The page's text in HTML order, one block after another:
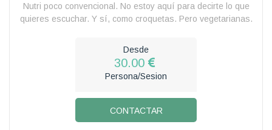
Nutri poco convencional. No estoy aquí para decirte lo que
quieres escuchar. Y sí, como croquetas. Pero vegetarianas.
Desde
30.00
Persona/Sesion
CONTACTAR